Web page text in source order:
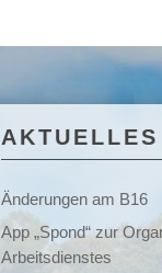
AKTUELLES
Änderungen am B16
App „Spond“ zur
Arbeitsdienstes